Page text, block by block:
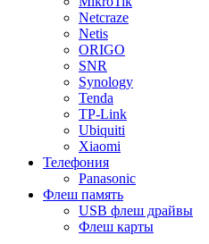
Netcraze
Netis
ORIGO
SNR
Synology
Tenda
TP-Link
Ubiquiti
Xiaomi
Телефония
Panasonic
Флеш память
USB флеш драйвы
Флеш карты